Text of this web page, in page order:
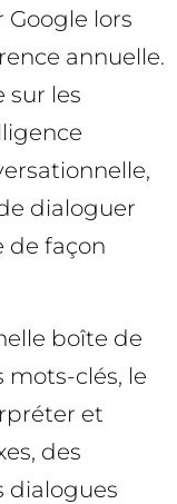
lors
annuelle.
sur les
dialoguer
de façon
boîte de
mots-clés, le
et
des
dialogues